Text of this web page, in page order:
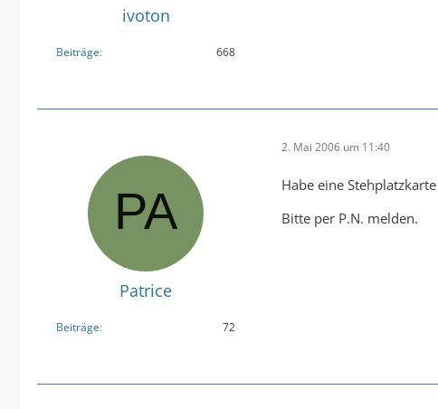
ivoton
Beiträge 668
Patrice
Beiträge 72
2. Mai 2006 um 11:40
Habe eine
Bitte per P.N. melden.